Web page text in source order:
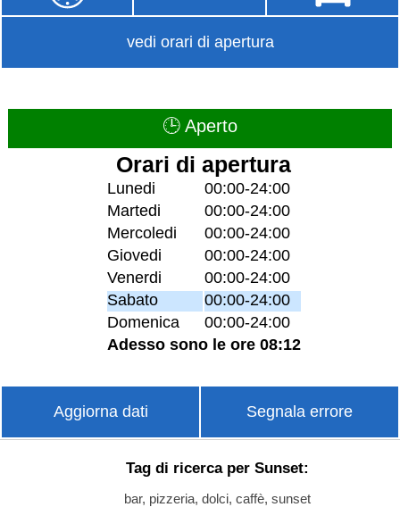
vedi orari di apertura
🕒 Aperto
Orari di apertura
Lunedi
00:00-24:00
Martedi
00:00-24:00
Mercoledi
00:00-24:00
Giovedi
00:00-24:00
Venerdi
00:00-24:00
Sabato
00:00-24:00
Domenica
00:00-24:00
Adesso sono le ore 08:12
Aggiorna dati Segnala errore
Tag di ricerca per Sunset:
bar, pizzeria, dolci, caffè, sunset